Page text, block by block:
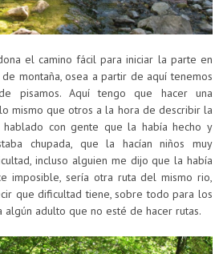
el camino fácil para iniciar la parte en
montaña, osea a partir de aquí tenemos
pisamos. Aquí tengo que hacer una
mismo que otros a la hora de describir la
con gente que la había hecho y
chupada, que la hacían niños muy
incluso alguien me dijo que la había
imposible, sería otra ruta del mismo rio,
que dificultad tiene, sobre todo para los
adulto que no esté de hacer rutas.